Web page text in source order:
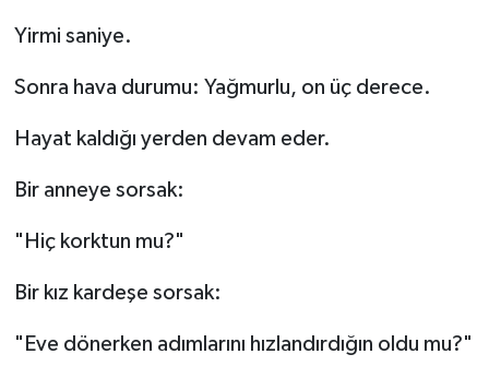
Yirmi saniye.
Sonra hava durumu: Yağmurlu, on üç derece.
Hayat kaldığı yerden devam eder.
Bir anneye sorsak:
"Hiç korktun mu?"
Bir kız kardeşe sorsak:
"Eve dönerken adımlarını hızlandırdığın oldu mu?"